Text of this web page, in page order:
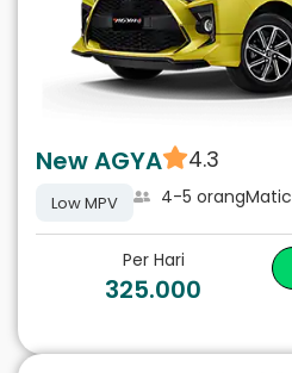
New AGYA 4.3
Low MPV 4-5 orangMatic
Per Hari
325.000